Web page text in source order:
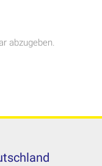
abzugeben.